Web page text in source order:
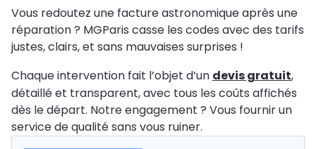
Vous redoutez une facture astronomique après une
réparation ? MGParis casse les codes avec des tarifs
justes, clairs, et sans mauvaises surprises !
Chaque intervention fait l’objet d’un devis gratuit,
détaillé et transparent, avec tous les coûts affichés
dès le départ. Notre engagement ? Vous fournir un
service de qualité sans vous ruiner.